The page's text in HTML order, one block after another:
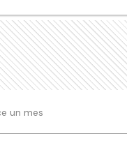
un mes